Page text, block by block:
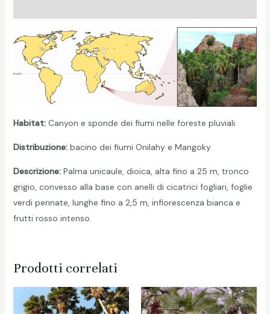
Habitat: Canyon e sponde dei fiumi nelle foreste pluviali.
Distribuzione: bacino dei fiumi Onilahy e Mangoky
Descrizione: Palma unicaule, dioica, alta fino a 25 m, tronco
grigio, convesso alla base con anelli di cicatrici fogliari, foglie
verdi pennate, lunghe fino a 2,5 m, infiorescenza bianca e
frutti rosso intenso.
Prodotti correlati